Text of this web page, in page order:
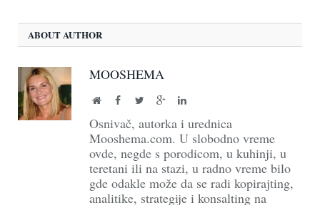
ABOUT AUTHOR
MOOSHEMA
WebsiteFacebook
TwitterGoogle+LinkedIn
Osnivač, autorka i urednica
Mooshema.com. U slobodno vreme
ovde, negde s porodicom, u kuhinji, u
teretani ili na stazi, u radno vreme bilo
gde odakle može da se radi kopirajting,
analitike, strategije i konsalting na